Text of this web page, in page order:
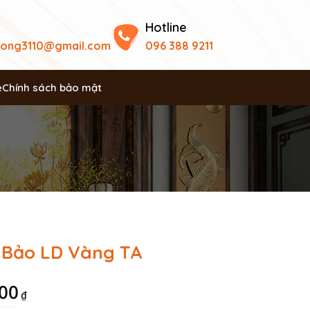
Hotline
096 388 9211
Chính sách bảo mật
LD Vàng TA
₫